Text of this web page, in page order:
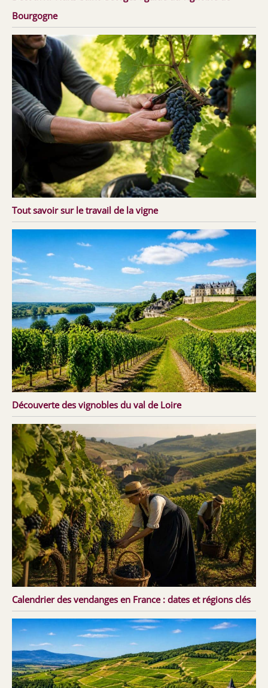
Bourgogne
Tout savoir sur le travail de la vigne
Découverte des vignobles du val de Loire
Calendrier des vendanges en France : dates et régions clés